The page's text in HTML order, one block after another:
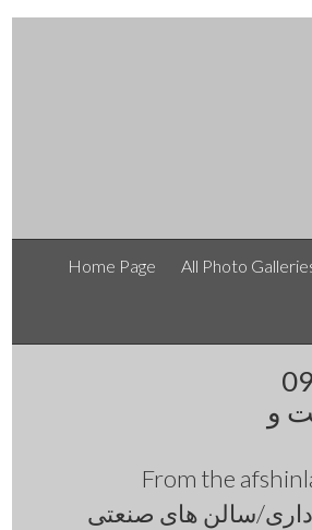
Home Page All Photo
و
From the
سالن های صنعتی